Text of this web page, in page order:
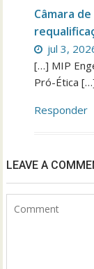
Câmara
jul 3,
[…] MIP
Pró-Ética
Responder
LEAVE A